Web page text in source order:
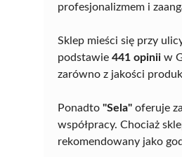
profesjonalizmem i
Sklep mieści się przy
podstawie 441 opinii w
zarówno z jakości
Ponadto "Sela" oferuje
współpracy. Chociaż
rekomendowany jako